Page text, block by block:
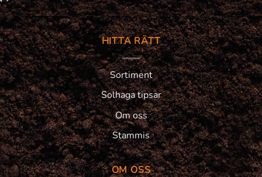
HITTA RÄTT
Sortiment
Solhaga tipsar
Om oss
Stammis
OM OSS